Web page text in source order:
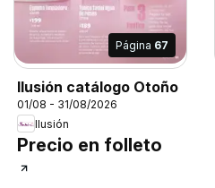
Página 67
Ilusión catálogo Otoño
01/08 - 31/08/2026
Ilusión
Precio en folleto